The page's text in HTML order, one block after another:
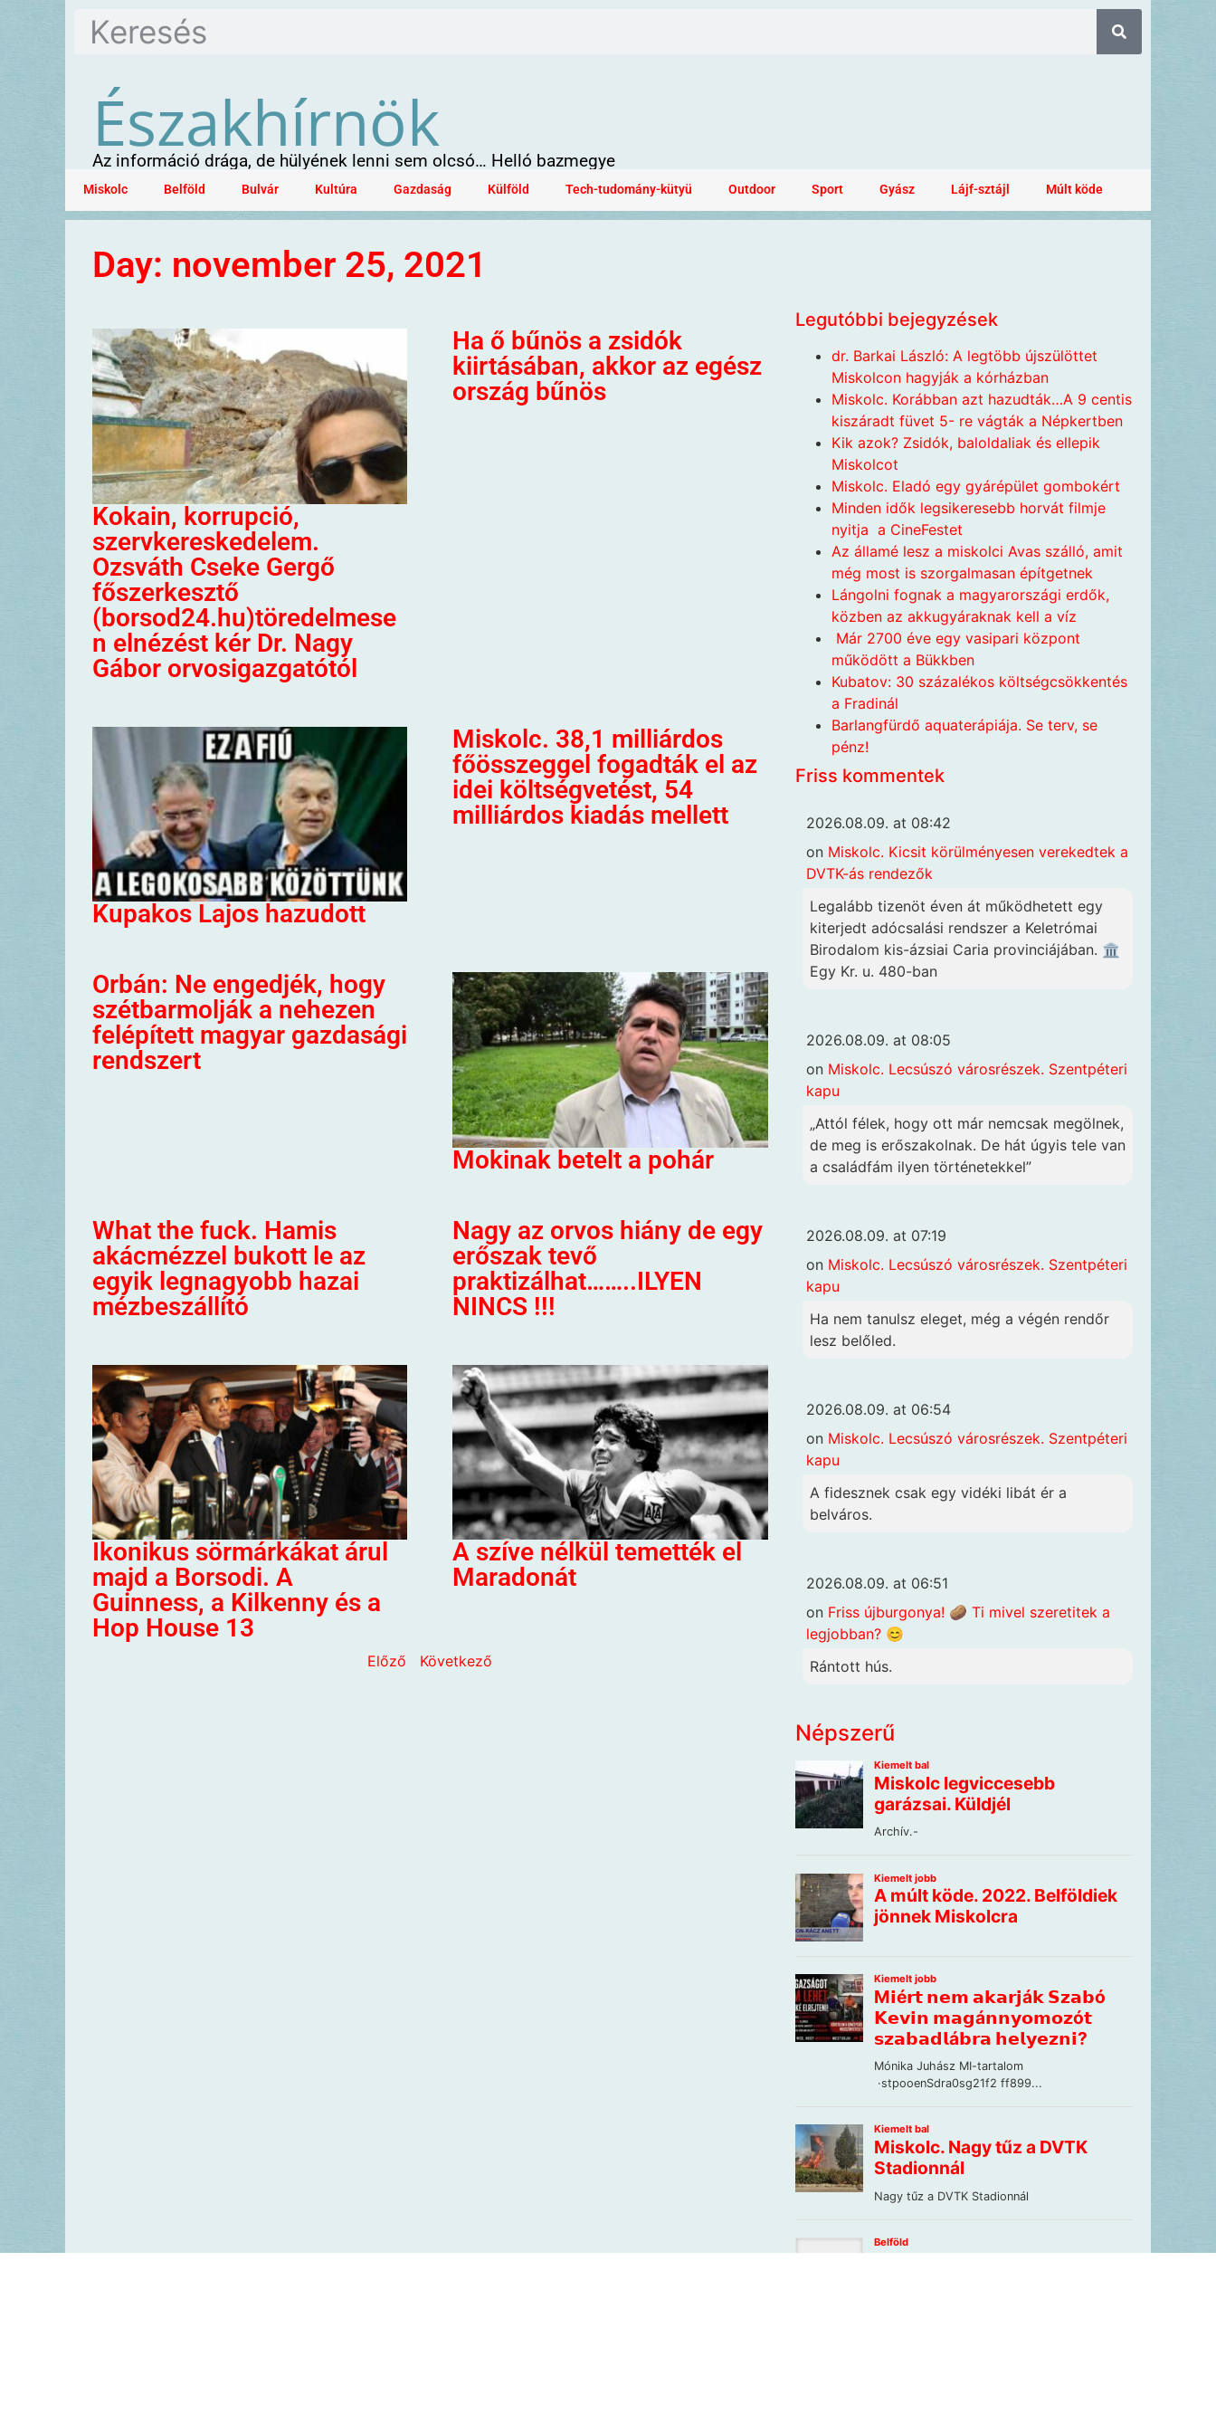
Északhírnök
Az információ drága, de hülyének lenni sem olcsó… Helló bazmegye
Miskolc Belföld Bulvár Kultúra Gazdaság Külföld Tech-tudomány-kütyü Outdoor Sport Gyász Lájf-sztájl Múlt köde
Day: november 25, 2021
Kokain, korrupció,
szervkereskedelem.
Ozsváth Cseke Gergő
főszerkesztő
(borsod24.hu)töredelmese
n elnézést kér Dr. Nagy
Gábor orvosigazgatótól
Ha ő bűnös a zsidók
kiirtásában, akkor az egész
ország bűnös
Kupakos Lajos hazudott
Miskolc. 38,1 milliárdos
főösszeggel fogadták el az
idei költségvetést, 54
milliárdos kiadás mellett
Orbán: Ne engedjék, hogy
szétbarmolják a nehezen
felépített magyar gazdasági
rendszert
Mokinak betelt a pohár
What the fuck. Hamis
akácmézzel bukott le az
egyik legnagyobb hazai
mézbeszállító
Nagy az orvos hiány de egy
erőszak tevő
praktizálhat……..ILYEN
NINCS !!!
Ikonikus sörmárkákat árul
majd a Borsodi. A
Guinness, a Kilkenny és a
Hop House 13
A szíve nélkül temették el
Maradonát
Előző Következő
Legutóbbi bejegyzések
dr. Barkai László: A legtöbb újszülöttet
Miskolcon hagyják a kórházban
Miskolc. Korábban azt hazudták…A 9 centis
kiszáradt füvet 5- re vágták a Népkertben
Kik azok? Zsidók, baloldaliak és ellepik
Miskolcot
Miskolc. Eladó egy gyárépület gombokért
Minden idők legsikeresebb horvát filmje
nyitja a CineFestet
Az államé lesz a miskolci Avas szálló, amit
még most is szorgalmasan építgetnek
Lángolni fognak a magyarországi erdők,
közben az akkugyáraknak kell a víz
Már 2700 éve egy vasipari központ
működött a Bükkben
Kubatov: 30 százalékos költségcsökkentés
a Fradinál
Barlangfürdő aquaterápiája. Se terv, se
pénz!
Friss kommentek
2026.08.09. at 08:42
on Miskolc. Kicsit körülményesen verekedtek a
DVTK-ás rendezők
Legalább tizenöt éven át működhetett egy
kiterjedt adócsalási rendszer a Keletrómai
Birodalom kis-ázsiai Caria provinciájában. 🏛️
Egy Kr. u. 480-ban
2026.08.09. at 08:05
on Miskolc. Lecsúszó városrészek. Szentpéteri
kapu
„Attól félek, hogy ott már nemcsak megölnek,
de meg is erőszakolnak. De hát úgyis tele van
a családfám ilyen történetekkel”
2026.08.09. at 07:19
on Miskolc. Lecsúszó városrészek. Szentpéteri
kapu
Ha nem tanulsz eleget, még a végén rendőr
lesz belőled.
2026.08.09. at 06:54
on Miskolc. Lecsúszó városrészek. Szentpéteri
kapu
A fidesznek csak egy vidéki libát ér a
belváros.
2026.08.09. at 06:51
on Friss újburgonya! 🥔 Ti mivel szeretitek a
legjobban? 😊
Rántott hús.
Népszerű